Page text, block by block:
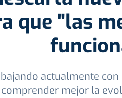
que "las
actualmente
mejor la